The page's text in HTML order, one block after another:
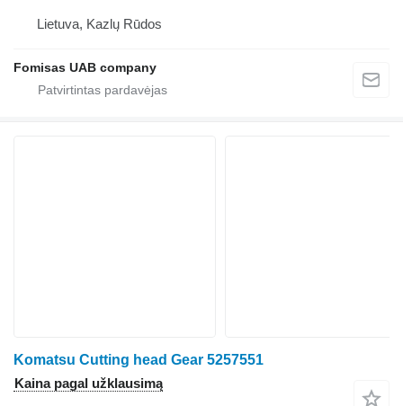
Lietuva, Kazlų Rūdos
Fomisas UAB company
Komatsu Cutting head Gear 5257551
Kaina pagal užklausimą